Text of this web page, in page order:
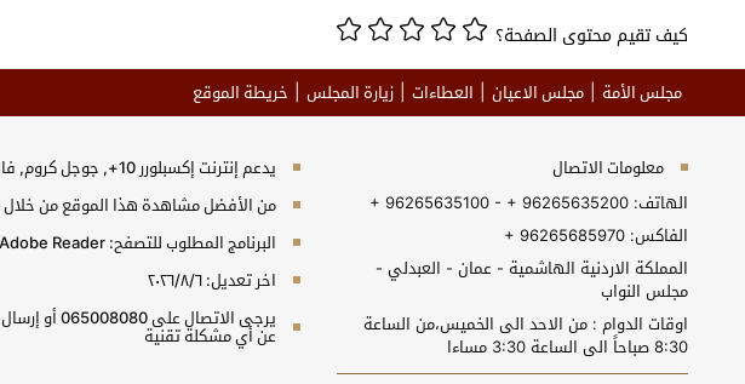
كيف تقيم محتوى الصفحة؟
مجلس الأمة مجلس الاعيان العطاءات زيارة المجلس خريطة الموقع
معلومات الاتصال
الهاتف: + 96265635100 - + 96265635200
الفاكس: + 96265685970
المملكة الاردنية الهاشمية - عمان - العبدلي -
مجلس النواب
اوقات الدوام : من الاحد الى الخميس،من الساعة
8:30 صباحاً الى الساعة 3:30 مساءا
يدعم إنترنت إكسبلورر 10+, جوجل كروم, فايرفوكس, سفاري
من الأفضل مشاهدة هذا الموقع من خلال شاشة
البرنامج المطلوب للتصفح: Adobe Reader
اخر تعديل: ٢٠٢٦/٨/٦
عن أي مشكلة تقنية